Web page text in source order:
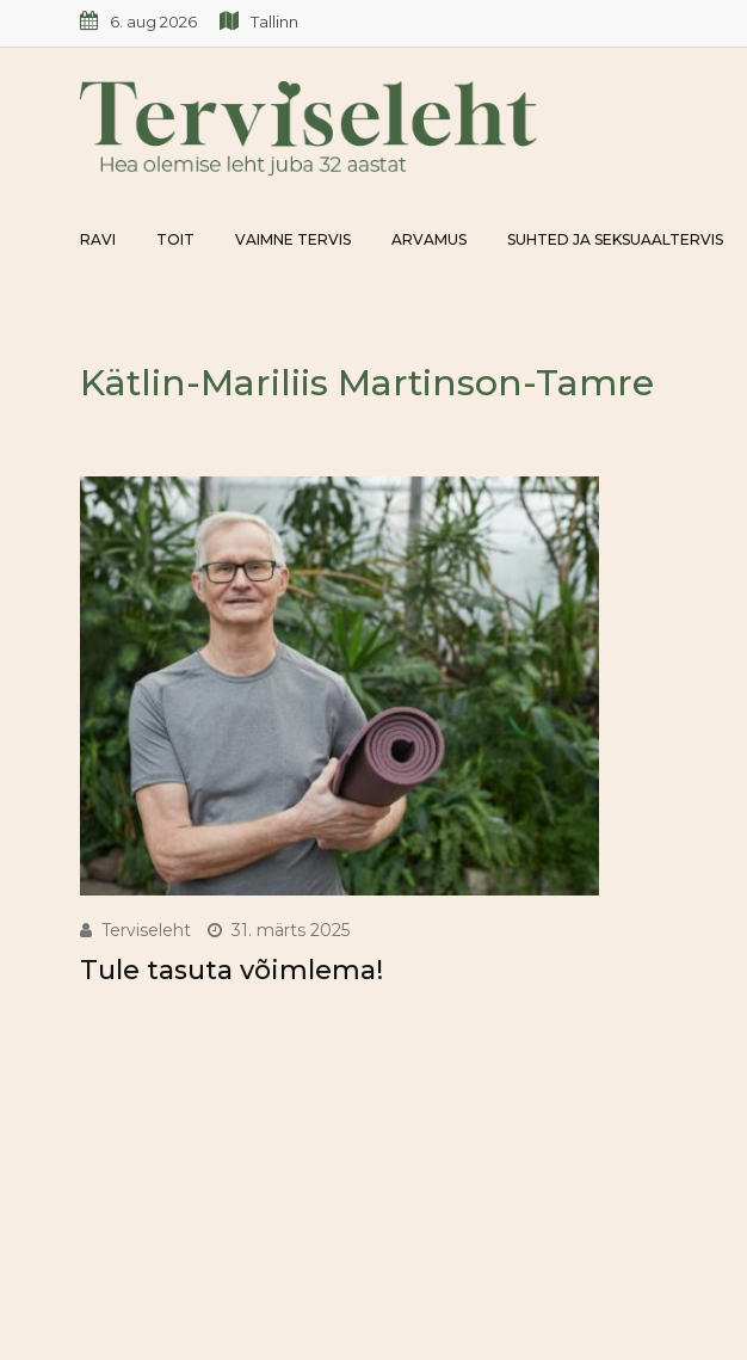
to
6. aug 2026 Tallinn
RAVI TOIT VAIMNE TERVIS ARVAMUS SUHTED JA SEKSUAALTERVIS
Kätlin-Mariliis Martinson-Tamre
Terviseleht 31. märts 2025
Tule tasuta võimlema!